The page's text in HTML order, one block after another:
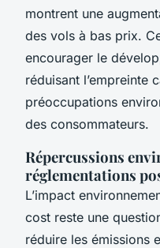
montrent une
des vols à bas prix.
encourager le
réduisant l’empreinte
préoccupations
des consommateurs.
Répercussions
réglementations
L’impact
cost reste une
réduire les émissions